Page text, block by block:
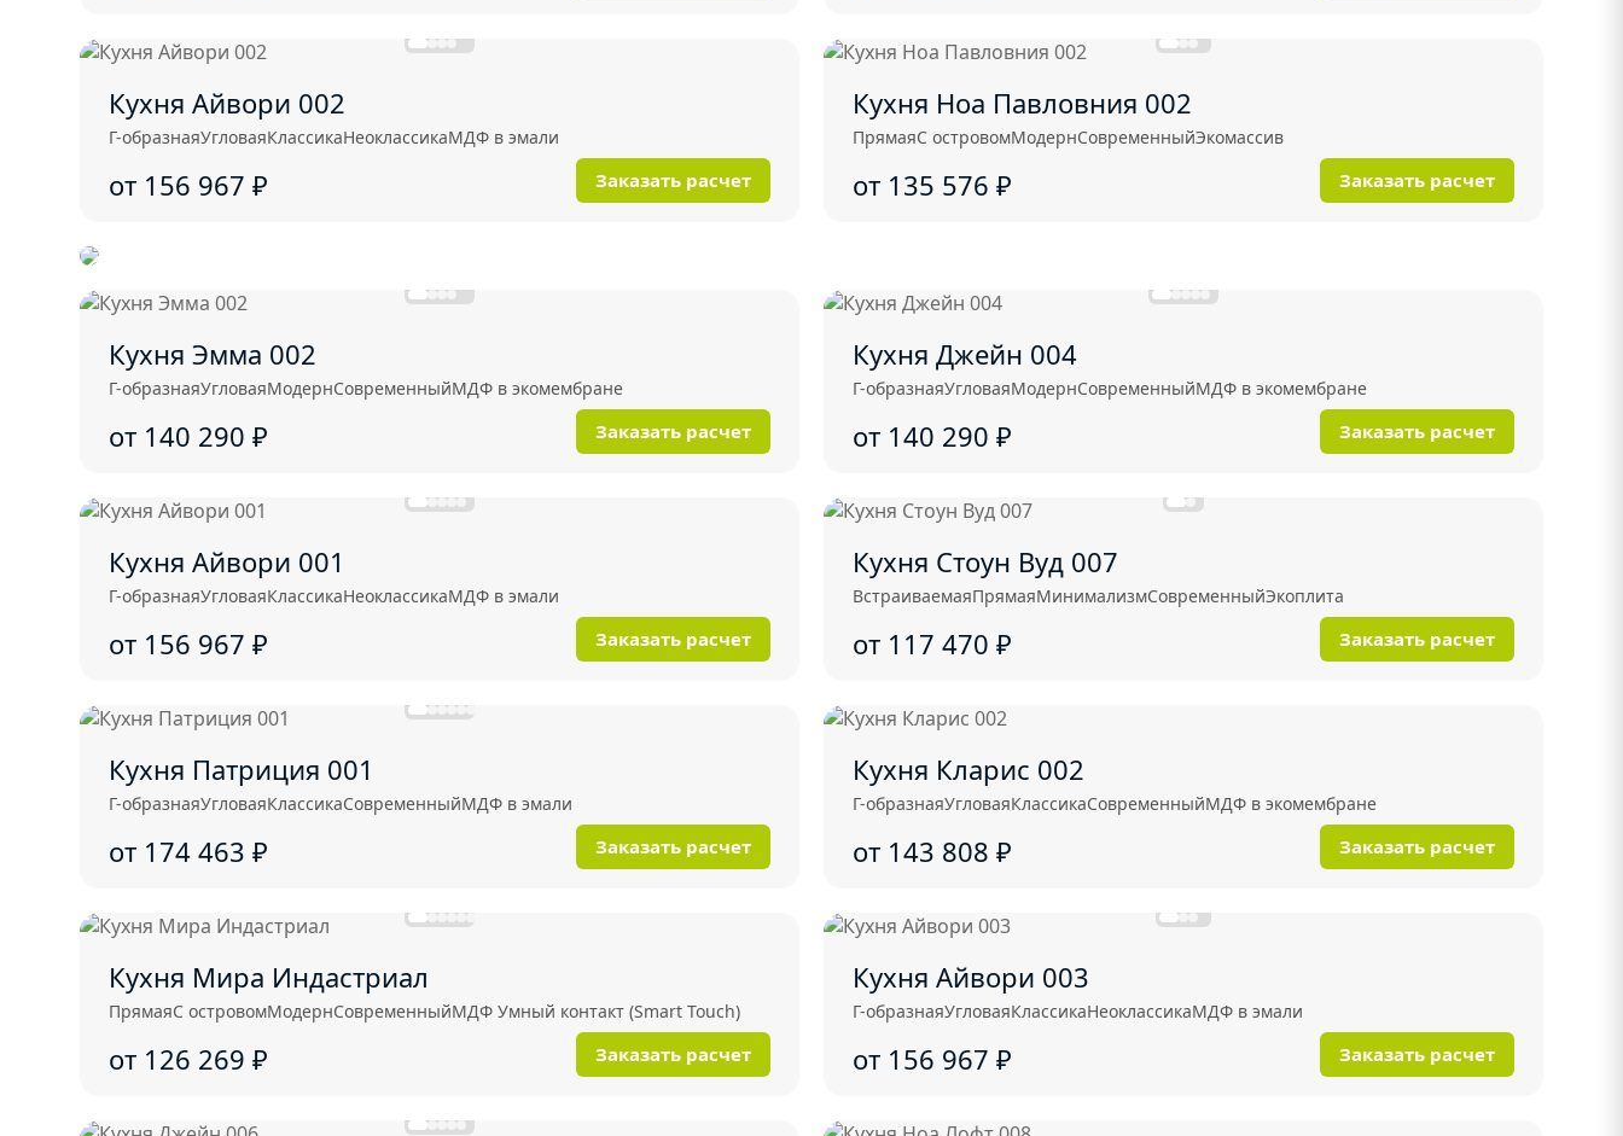
Кухня Айвори 002
Г-образнаяУгловаяКлассикаНеоклассикаМДФ в эмали
от 156 967 ₽ Заказать расчет
Кухня Ноа Павловния 002
ПрямаяС островомМодернСовременныйЭкомассив
от 135 576 ₽ Заказать расчет
Кухня Эмма 002
Г-образнаяУгловаяМодернСовременныйМДФ в экомембране
от 140 290 ₽ Заказать расчет
Кухня Джейн 004
Г-образнаяУгловаяМодернСовременныйМДФ в экомембране
от 140 290 ₽ Заказать расчет
Кухня Айвори 001
Г-образнаяУгловаяКлассикаНеоклассикаМДФ в эмали
от 156 967 ₽ Заказать расчет
Кухня Стоун Вуд 007
ВстраиваемаяПрямаяМинимализмСовременныйЭкоплита
от 117 470 ₽ Заказать расчет
Кухня Патриция 001
Г-образнаяУгловаяКлассикаСовременныйМДФ в эмали
от 174 463 ₽ Заказать расчет
Кухня Кларис 002
Г-образнаяУгловаяКлассикаСовременныйМДФ в экомембране
от 143 808 ₽ Заказать расчет
Кухня Мира Индастриал
ПрямаяС островомМодернСовременныйМДФ Умный контакт (Smart Touch)
от 126 269 ₽ Заказать расчет
Кухня Айвори 003
Г-образнаяУгловаяКлассикаНеоклассикаМДФ в эмали
от 156 967 ₽ Заказать расчет